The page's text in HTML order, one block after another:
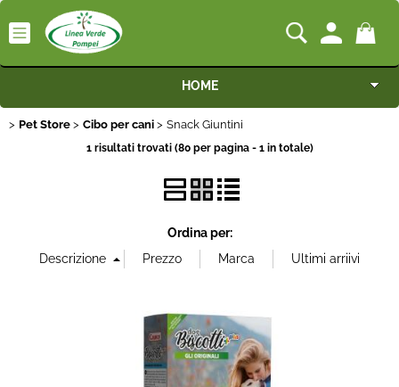
Categoria: HOME>Pet Store> Cibo per cani
HOME
Macchine
Motocoltivatori
Irrigazione
Irrorazione
Pompe idrauliche
Pet Store Cibo per cani Snack Giuntini
1 risultati trovati (80 per pagina - 1 in totale)
Ordina per: